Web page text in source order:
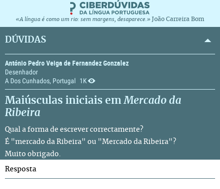
«A língua é como um rio: sem margens, desaparece.» João Carreira Bom
DÚVIDAS
António Pedro Veiga de Fernandez Gonzalez
Desenhador
A Dos Cunhados, Portugal
1K
Maiúsculas iniciais em Mercado da
Ribeira
Qual a forma de escrever correctamente?
É "mercado da Ribeira" ou "Mercado da Ribeira"?
Muito obrigado.
Resposta